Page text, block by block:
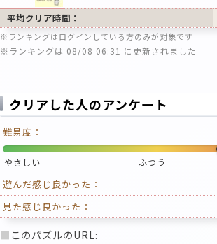
平均クリア時間：
※ランキングはログインしている方のみが対象です
※ランキングは 08/08 06:31 に更新されました
クリアした人のアンケート
難易度：
やさしい ふつう
遊んだ感じ良かった：
見た感じ良かった：
■ このパズルのURL: